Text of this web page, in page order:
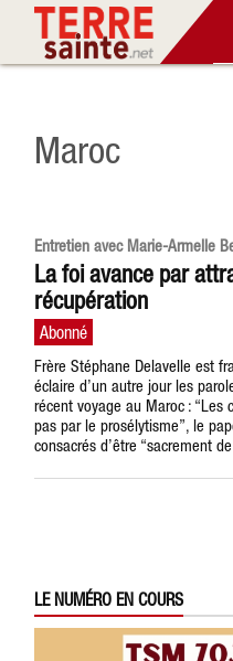
Maroc
Entretien avec Marie-Armelle
La foi avance par
récupération
Frère Stéphane Delavelle est
éclaire d’un autre jour les
récent voyage au Maroc :
pas par le prosélytisme”, le
consacrés d’être “sacrement
LE NUMÉRO EN COURS